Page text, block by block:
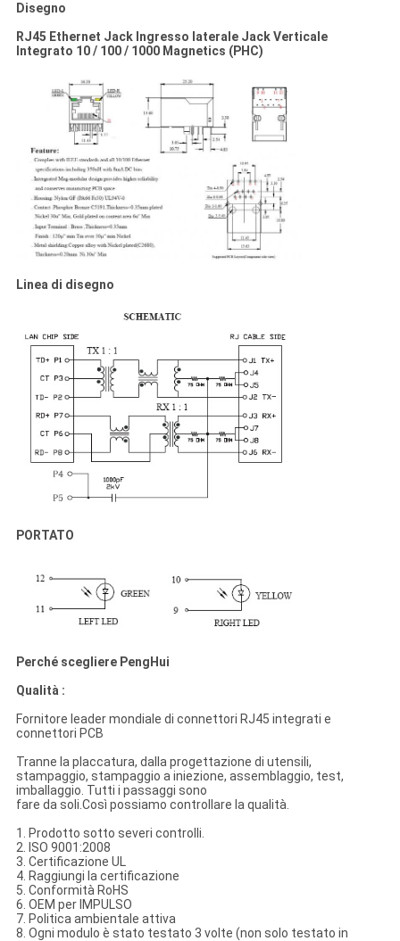
Disegno
RJ45 Ethernet Jack Ingresso laterale Jack Verticale
Integrato 10 / 100 / 1000 Magnetics (PHC)
Linea di disegno
PORTATO
Perché scegliere PengHui
Qualità :
Fornitore leader mondiale di connettori RJ45 integrati e
connettori PCB
Tranne la placcatura, dalla progettazione di utensili,
stampaggio, stampaggio a iniezione, assemblaggio, test,
imballaggio. Tutti i passaggi sono
fare da soli.Così possiamo controllare la qualità.
1. Prodotto sotto severi controlli.
2. ISO 9001:2008
3. Certificazione UL
4. Raggiungi la certificazione
5. Conformità RoHS
6. OEM per IMPULSO
7. Politica ambientale attiva
8. Ogni modulo è stato testato 3 volte (non solo testato in